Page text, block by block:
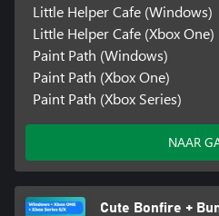
Little Helper Cafe (Windows)
Little Helper Cafe (Xbox One)
Paint Path (Windows)
Paint Path (Xbox One)
Paint Path (Xbox Series)
NAAR
Cute Bonfire +